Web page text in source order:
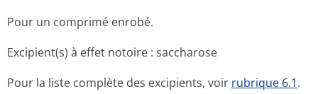
Pour un comprimé enrobé.
Excipient(s) à effet notoire : saccharose
Pour la liste complète des excipients, voir rubrique 6.1.